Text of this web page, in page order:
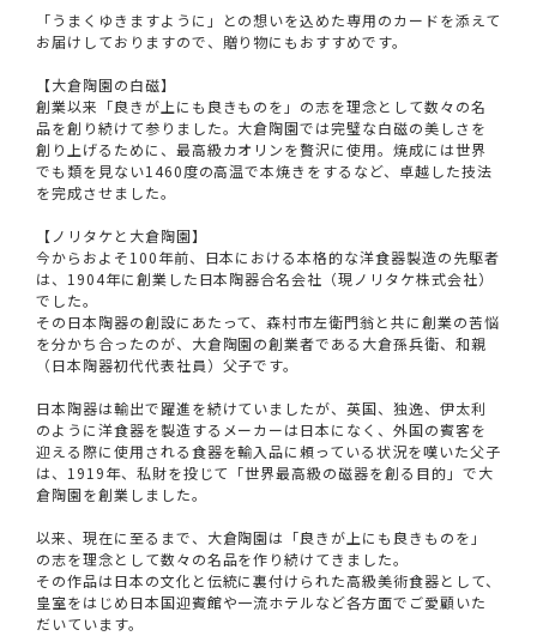
「うまくゆきますように」との想いを込めた専用のカードを添えて
お届けしておりますので、贈り物にもおすすめです。
【大倉陶園の白磁】
創業以来「良きが上にも良きものを」の志を理念として数々の名
品を創り続けて参りました。大倉陶園では完璧な白磁の美しさを
創り上げるために、最高級カオリンを贅沢に使用。焼成には世界
でも類を見ない1460度の高温で本焼きをするなど、卓越した技法
を完成させました。
【ノリタケと大倉陶園】
今からおよそ100年前、日本における本格的な洋食器製造の先駆者
は、1904年に創業した日本陶器合名会社（現ノリタケ株式会社）
でした。
その日本陶器の創設にあたって、森村市左衛門翁と共に創業の苦悩
を分かち合ったのが、大倉陶園の創業者である大倉孫兵衛、和親
（日本陶器初代代表社員）父子です。
日本陶器は輸出で躍進を続けていましたが、英国、独逸、伊太利
のように洋食器を製造するメーカーは日本になく、外国の賓客を
迎える際に使用される食器を輸入品に頼っている状況を嘆いた父子
は、1919年、私財を投じて「世界最高級の磁器を創る目的」で大
倉陶園を創業しました。
以来、現在に至るまで、大倉陶園は「良きが上にも良きものを」
の志を理念として数々の名品を作り続けてきました。
その作品は日本の文化と伝統に裏付けられた高級美術食器として、
皇室をはじめ日本国迎賓館や一流ホテルなど各方面でご愛顧いた
だいています。